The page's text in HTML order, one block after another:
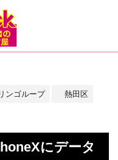
ンゴループ 熱田区
にデータ